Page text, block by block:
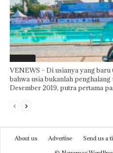
VENEWS – Di usianya yang
bahwa usia bukanlah
Desember 2019, putra pertama
About us Advertise Send us a